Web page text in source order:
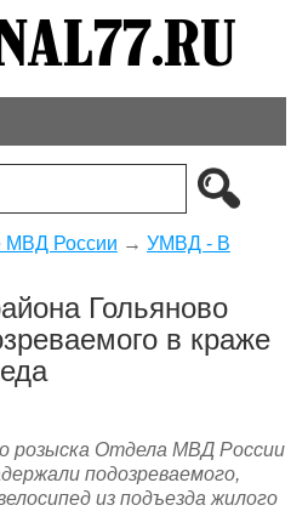
МВД России → УМВД - В
Гольяново
в краже
розыска Отдела МВД России
подозреваемого,
из подъезда жилого